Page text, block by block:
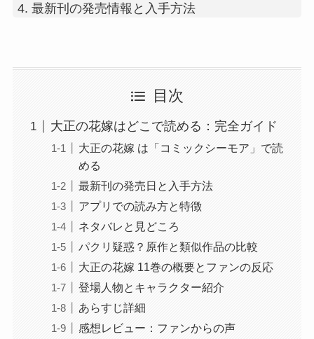
最新刊の発売情報と入手方法
目次
大正の花嫁はどこで読める：完全ガイド
大正の花嫁 は「コミックシーモア」で読
める
最新刊の発売日と入手方法
アプリでの読み方と特徴
ネタバレと見どころ
パクリ疑惑？原作と類似作品の比較
大正の花嫁 11巻の概要とファンの反応
登場人物とキャラクター紹介
あらすじ詳細
感想レビュー：ファンからの声